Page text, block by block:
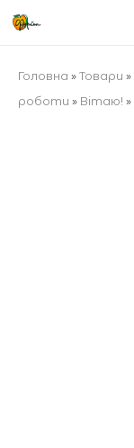
Головна »Товари »
роботи » Вітаю! »